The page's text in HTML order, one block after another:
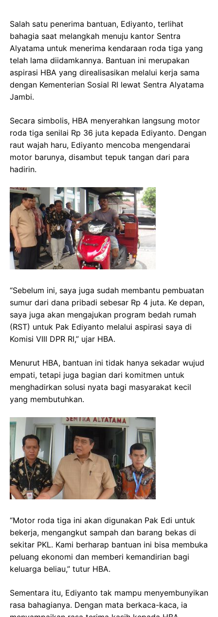
Salah satu penerima bantuan, Ediyanto, terlihat
bahagia saat melangkah menuju kantor Sentra
Alyatama untuk menerima kendaraan roda tiga yang
telah lama diidamkannya. Bantuan ini merupakan
aspirasi HBA yang direalisasikan melalui kerja sama
dengan Kementerian Sosial RI lewat Sentra Alyatama
Jambi.
Secara simbolis, HBA menyerahkan langsung motor
roda tiga senilai Rp 36 juta kepada Ediyanto. Dengan
raut wajah haru, Ediyanto mencoba mengendarai
motor barunya, disambut tepuk tangan dari para
hadirin.
“Sebelum ini, saya juga sudah membantu pembuatan
sumur dari dana pribadi sebesar Rp 4 juta. Ke depan,
saya juga akan mengajukan program bedah rumah
(RST) untuk Pak Ediyanto melalui aspirasi saya di
Komisi VIII DPR RI,” ujar HBA.
Menurut HBA, bantuan ini tidak hanya sekadar wujud
empati, tetapi juga bagian dari komitmen untuk
menghadirkan solusi nyata bagi masyarakat kecil
yang membutuhkan.
“Motor roda tiga ini akan digunakan Pak Edi untuk
bekerja, mengangkut sampah dan barang bekas di
sekitar PKL. Kami berharap bantuan ini bisa membuka
peluang ekonomi dan memberi kemandirian bagi
keluarga beliau,” tutur HBA.
Sementara itu, Ediyanto tak mampu menyembunyikan
rasa bahagianya. Dengan mata berkaca-kaca, ia